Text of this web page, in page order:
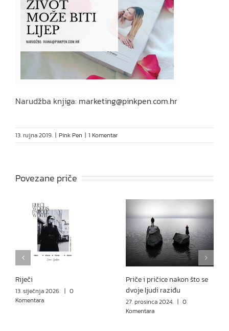
Narudžba knjiga: marketing@pinkpen.com.hr
13. rujna 2019. | Pink Pen | 1 Komentar
Povezane priče
Riječi
13. siječnja 2026. | 0
Komentara
Priče i pričice nakon što se
dvoje ljudi raziđu
27. prosinca 2024. | 0
Komentara